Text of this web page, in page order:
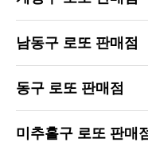
남동구 로또 판매점
동구 로또 판매점
미추홀구 로또 판매